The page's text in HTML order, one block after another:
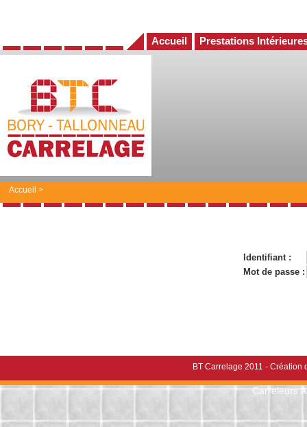
Accueil Prestations
Accueil >
Identifiant :
Mot de passe :
BT Carrelage 2011 - Création
Carreleurs